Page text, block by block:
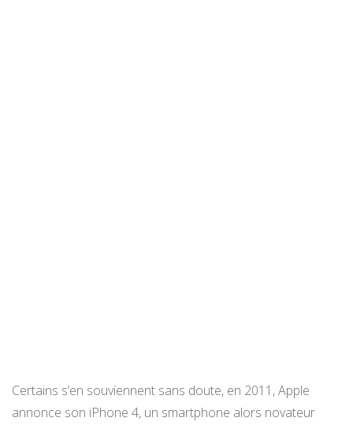
Certains s’en souviennent sans doute, en 2011, Apple
annonce son iPhone 4, un smartphone alors novateur